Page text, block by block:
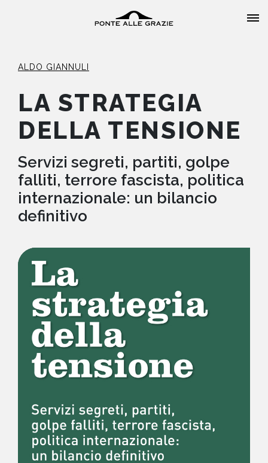
HOME
CHI SIAMO
CATALOGO
NEWS
CONTATTI
ALDO GIANNULI
LA STRATEGIA
DELLA TENSIONE
Servizi segreti, partiti, golpe
falliti, terrore fascista, politica
internazionale: un bilancio
definitivo